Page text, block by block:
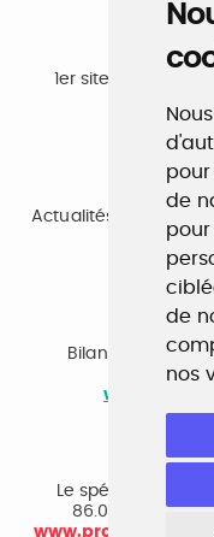
de
de
nos
1er site emploi du
Actualités, guide et
Bilan de
recherche
Le spécialiste du
86.000 CV et
www.profilculture-